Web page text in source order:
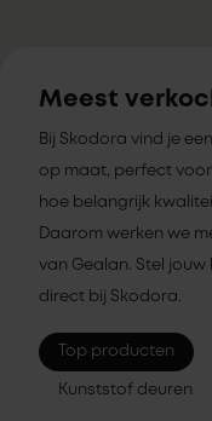
Meest
Bij Skodora vind je
op maat, perfect
hoe belangrijk
Daarom werken we
van Gealan. Stel jouw
direct bij Skodora.
Top producten
Kunststof deuren